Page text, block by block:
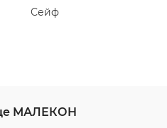
Сейф
МАЛЕКОН